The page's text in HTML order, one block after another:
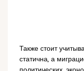
Также стоит
статична, а